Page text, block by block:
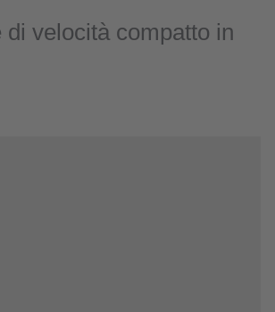
di velocità compatto in